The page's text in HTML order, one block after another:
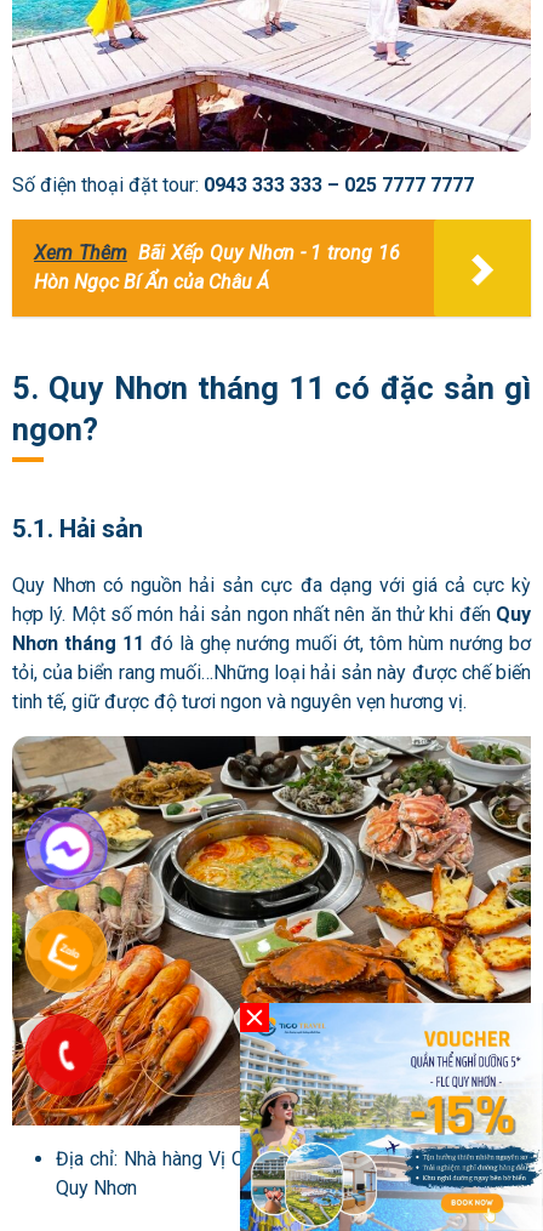
Số điện thoại đặt tour: 0943 333 333 – 025 7777 7777
Xem Thêm Bãi Xếp Quy Nhơn - 1 trong 16
Hòn Ngọc Bí Ẩn của Châu Á
5. Quy Nhơn tháng 11 có đặc sản gì
ngon?
5.1. Hải sản
Quy Nhơn có nguồn hải sản cực đa dạng với giá cả cực kỳ
hợp lý. Một số món hải sản ngon nhất nên ăn thử khi đến Quy
Nhơn tháng 11 đó là ghẹ nướng muối ớt, tôm hùm nướng bơ
tỏi, của biển rang muối…Những loại hải sản này được chế biến
tinh tế, giữ được độ tươi ngon và nguyên vẹn hương vị.
Địa chỉ: Nhà hàng Vị Cua: số 34 Nguyễn Nhạc, Ngô Mây,
Quy Nhơn